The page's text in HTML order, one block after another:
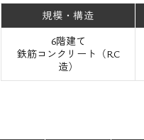
規模・構造
6階建て
鉄筋コンクリート（RC
造）